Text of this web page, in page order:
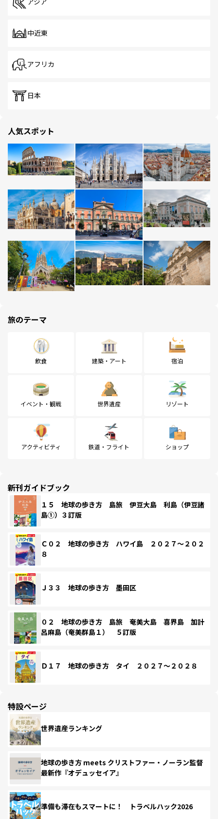
アジア
中近東
アフリカ
日本
人気スポット
旅のテーマ
飲食 建築・アート 宿泊
イベント・観戦 世界遺産 リゾート
アクティビティ 鉄道・フライト ショップ
新刊ガイドブック
１５ 地球の歩き方 島旅 伊豆大島 利島（伊豆諸
島①）３訂版
Ｃ０２ 地球の歩き方 ハワイ島 ２０２７～２０２
８
Ｊ３３ 地球の歩き方 墨田区
０２ 地球の歩き方 島旅 奄美大島 喜界島 加計
呂麻島（奄美群島１） ５訂版
Ｄ１７ 地球の歩き方 タイ ２０２７～２０２８
特設ページ
世界遺産ランキング
地球の歩き方 meets クリストファー・ノーラン監督
最新作『オデュッセイア』
準備も滞在もスマートに！ トラベルハック2026